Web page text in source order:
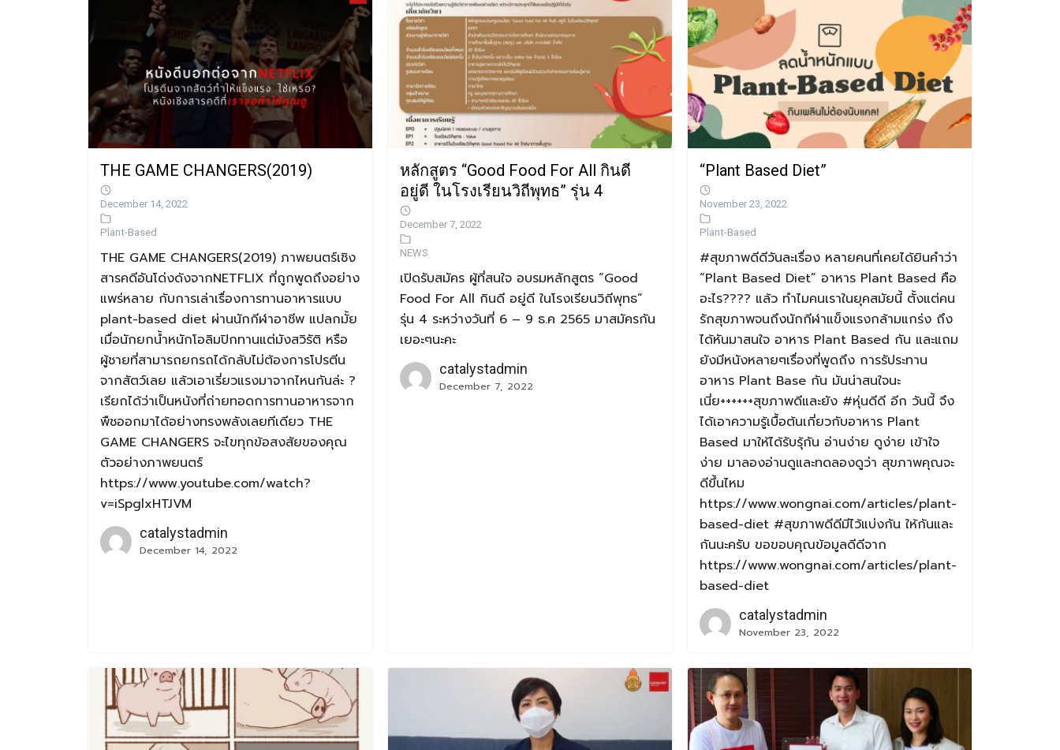
THE GAME CHANGERS(2019)
December 14, 2022
Plant-Based
THE GAME CHANGERS(2019) ภาพยนตร์เชิง
สารคดีอันโด่งดังจากNETFLIX ที่ถูกพูดถึงอย่าง
แพร่หลาย กับการเล่าเรื่องการทานอาหารแบบ
plant-based diet ผ่านนักกีฬาอาชีพ แปลกมั้ย
เมื่อนักยกน้ำหนักโอลิมปิกทานแต่มังสวิรัติ หรือ
ผู้ชายที่สามารถยกรถได้กลับไม่ต้องการโปรตีน
จากสัตว์เลย แล้วเอาเรี่ยวแรงมาจากไหนกันล่ะ ?
เรียกได้ว่าเป็นหนังที่ถ่ายทอดการทานอาหารจาก
พืชออกมาได้อย่างทรงพลังเลยทีเดียว THE
GAME CHANGERS จะไขทุกข้อสงสัยของคุณ
ตัวอย่างภาพยนตร์
https://www.youtube.com/watch?
v=iSpglxHTJVM
catalystadmin
December 14, 2022
หลักสูตร​ “Good​ Food​ For​ All​ กินดี​
อยู่ดี​ ในโรงเรียนวิถีพุทธ” รุ่น​ 4
December 7, 2022
NEWS
เปิดรับสมัคร​ ผู้ที่สนใจ​ อบรมหลักสูตร​ “Good​
Food​ For​ All​ กินดี​ อยู่ดี​ ในโรงเรียนวิถีพุทธ”
รุ่น​ 4 ระหว่างวันที่​ 6​ – 9​ ธ.ค​ 2565 มาสมัครกัน
เยอะๆนะคะ
catalystadmin
December 7, 2022
“Plant Based Diet”
November 23, 2022
Plant-Based
#สุขภาพดีดีวันละเรื่อง หลายคนที่เคยได้ยินคำว่า
“Plant Based Diet” อาหาร Plant Based คือ
อะไร???? แล้ว ทำไมคนเราในยุคสมัยนี้ ตั้งแต่คน
รักสุขภาพจนถึงนักกีฬาแข็งแรงกล้ามแกร่ง ถึง
ได้หันมาสนใจ อาหาร Plant Based กัน และแถม
ยังมีหนังหลายๆเรื่องที่พูดถึง การรัประทาน
อาหาร Plant Base กัน มันน่าสนใจนะ
เนี่ย++++++สุขภาพดีและยัง #หุ่นดีดี อีก วันนี้ จึง
ได้เอาความรู้เบื้อต้นเกี่ยวกับอาหาร Plant
Based มาให้ได้รับรุ้กัน อ่านง่าย ดูง่าย เข้าใจ
ง่าย มาลองอ่านดูและทดลองดูว่า สุขภาพคุณจะ
ดีขึ้นไหม
https://www.wongnai.com/articles/plant-
based-diet #สุขภาพดีดีมีไว้แบ่งกัน ให้กันและ
กันนะครับ ขอขอบคุณข้อมูลดีดีจาก
https://www.wongnai.com/articles/plant-
based-diet
catalystadmin
November 23, 2022